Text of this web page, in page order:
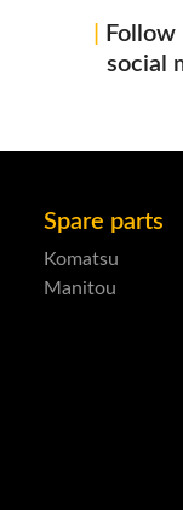
Follow
social
Spare parts
Komatsu
Manitou